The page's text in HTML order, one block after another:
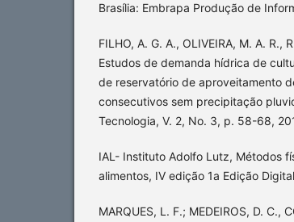
Brasília: Embrapa Produção de
FILHO, A. G. A., OLIVEIRA, M. A. R.,
Estudos de demanda hídrica de
de reservatório de aproveitamento
consecutivos sem precipitação
Tecnologia, V. 2, No. 3, p. 58-68,
IAL- Instituto Adolfo Lutz, Métodos
alimentos, IV edição 1a Edição
MARQUES, L. F.; MEDEIROS, D. C.,